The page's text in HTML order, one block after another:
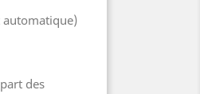
automatique)
des